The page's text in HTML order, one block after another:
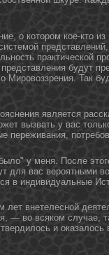
о котοром кое-ктο
практической
будут
Так
является
вызвать у вас
переживания,
у меня. После
для вас вероятными
в индивидуальные
лет внетелесной
— во всяком случае,
и оказалось